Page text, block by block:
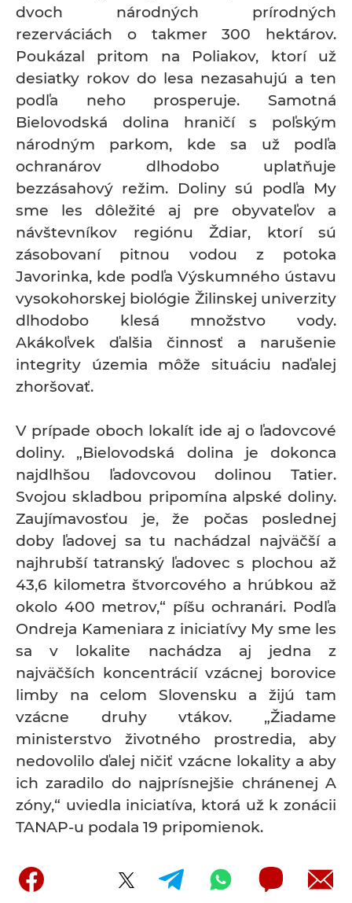
dvoch národných prírodných
rezerváciách o takmer 300 hektárov.
Poukázal pritom na Poliakov, ktorí už
desiatky rokov do lesa nezasahujú a ten
podľa neho prosperuje. Samotná
Bielovodská dolina hraničí s poľským
národným parkom, kde sa už podľa
ochranárov dlhodobo uplatňuje
bezzásahový režim. Doliny sú podľa My
sme les dôležité aj pre obyvateľov a
návštevníkov regiónu Ždiar, ktorí sú
zásobovaní pitnou vodou z potoka
Javorinka, kde podľa Výskumného ústavu
vysokohorskej biológie Žilinskej univerzity
dlhodobo klesá množstvo vody.
Akákoľvek ďalšia činnosť a narušenie
integrity územia môže situáciu naďalej
zhoršovať.
V prípade oboch lokalít ide aj o ľadovcové
doliny. „Bielovodská dolina je dokonca
najdlhšou ľadovcovou dolinou Tatier.
Svojou skladbou pripomína alpské doliny.
Zaujímavosťou je, že počas poslednej
doby ľadovej sa tu nachádzal najväčší a
najhrubší tatranský ľadovec s plochou až
43,6 kilometra štvorcového a hrúbkou až
okolo 400 metrov,“ píšu ochranári. Podľa
Ondreja Kameniara z iniciatívy My sme les
sa v lokalite nachádza aj jedna z
najväčších koncentrácií vzácnej borovice
limby na celom Slovensku a žijú tam
vzácne druhy vtákov. „Žiadame
ministerstvo životného prostredia, aby
nedovolilo ďalej ničiť vzácne lokality a aby
ich zaradilo do najprísnejšie chránenej A
zóny,“ uviedla iniciatíva, ktorá už k zonácii
TANAP-u podala 19 pripomienok.